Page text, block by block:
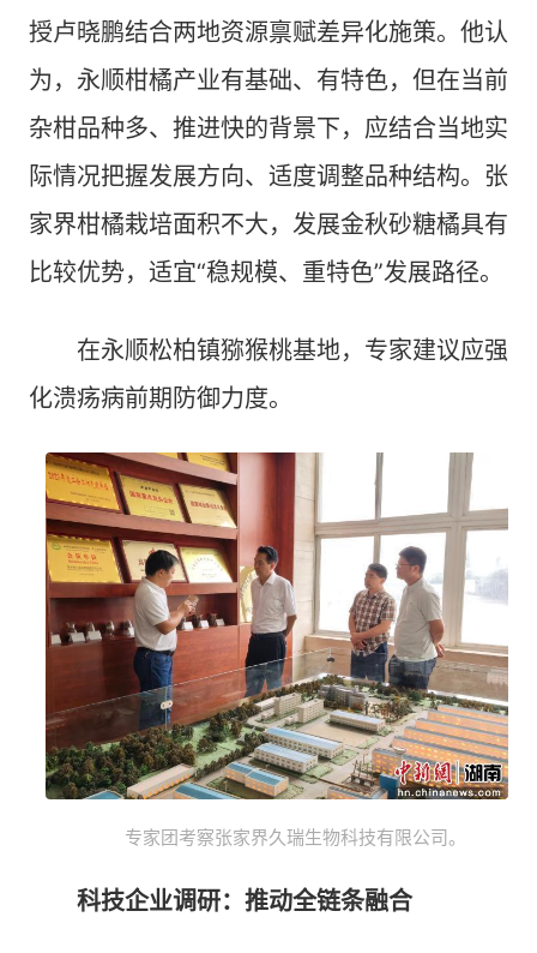
授卢晓鹏结合两地资源禀赋差异化施策。他认
为，永顺柑橘产业有基础、有特色，但在当前
杂柑品种多、推进快的背景下，应结合当地实
际情况把握发展方向、适度调整品种结构。张
家界柑橘栽培面积不大，发展金秋砂糖橘具有
比较优势，适宜“稳规模、重特色”发展路径。
在永顺松柏镇猕猴桃基地，专家建议应强
化溃疡病前期防御力度。
专家团考察张家界久瑞生物科技有限公司。
科技企业调研：推动全链条融合